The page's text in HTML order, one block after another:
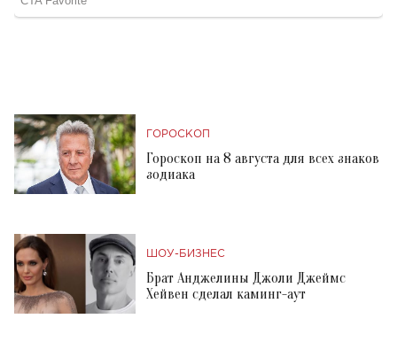
ГОРОСКОП
Гороскоп на 8 августа для всех знаков
зодиака
ШОУ-БИЗНЕС
Брат Анджелины Джоли Джеймс
Хейвен сделал каминг-аут